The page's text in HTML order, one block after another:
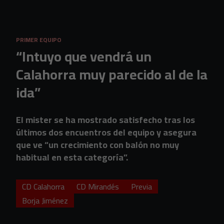
PRIMER EQUIPO
“Intuyo que vendrá un
Calahorra muy parecido al de la
ida”
El mister se ha mostrado satisfecho tras los
últimos dos encuentros del equipo y asegura
que ve “un crecimiento con balón no muy
habitual en esta categoría”.
CD Calahorra CD Mirandés
Previa
Borja Jiménez